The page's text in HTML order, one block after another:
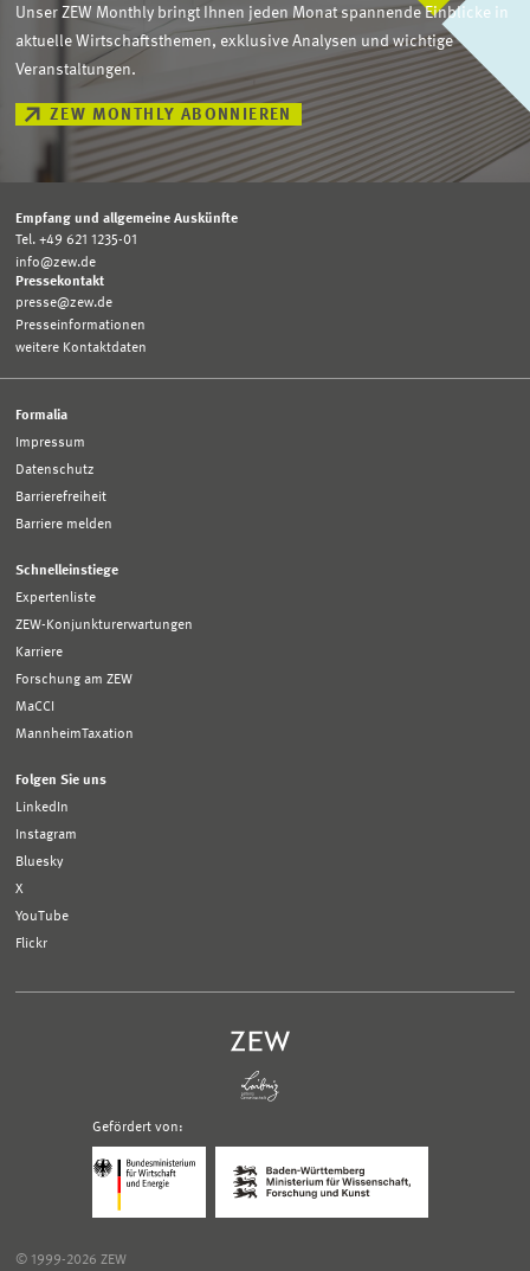
Unser ZEW Monthly bringt Ihnen jeden Monat spannende Einblicke in
aktuelle Wirtschaftsthemen, exklusive Analysen und wichtige
Veranstaltungen.
ZEW MONTHLY ABONNIEREN
Empfang und allgemeine Auskünfte
Tel. +49 621 1235-01
info@zew.de
Pressekontakt
presse@zew.de
Presseinformationen
weitere Kontaktdaten
Formalia
Impressum
Datenschutz
Barrierefreiheit
Barriere melden
Schnelleinstiege
Expertenliste
ZEW-Konjunkturerwartungen
Karriere
Forschung am ZEW
MaCCI
MannheimTaxation
Folgen Sie uns
LinkedIn
Instagram
Bluesky
X
YouTube
Flickr
Gefördert von:
Bundesministerium
Wirtschaft
Link
Ministerium
© 1999-2026 ZEW